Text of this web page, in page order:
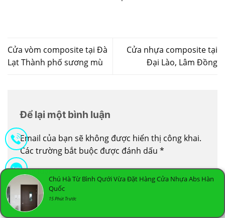
Cửa vòm composite tại Đà
Lạt Thành phố sương mù
Cửa nhựa composite tại
Đại Lào, Lâm Đồng
Để lại một bình luận
Email của bạn sẽ không được hiển thị công khai.
Các trường bắt buộc được đánh dấu *
Bình luận*
Chú Hà Từ Bình Qưới Vừa Đặt Hàng Cửa Nhựa Abs Hàn
Quốc
15 Phút Trước